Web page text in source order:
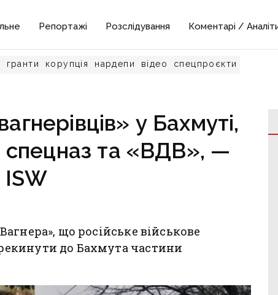
Репортажі Розслідування Коментарі /
гранти корупція нардепи відео спецпроєкти
у Бахмуті,
спецназ та «ВДВ», —
ISW
що російське військове
до Бахмута частини